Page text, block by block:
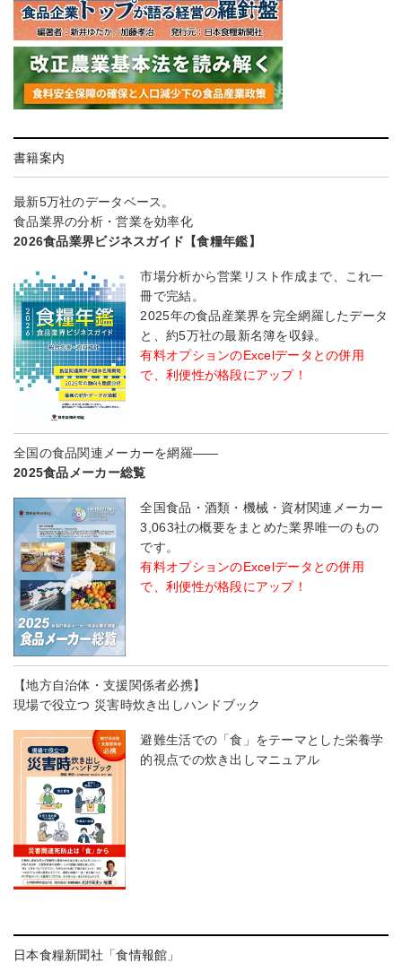
書籍案内
最新5万社のデータベース。
食品業界の分析・営業を効率化
2026食品業界ビジネスガイド【食糧年鑑】
市場分析から営業リスト作成まで、これ一
冊で完結。
2025年の食品産業界を完全網羅したデータ
と、約5万社の最新名簿を収録。
有料オプションのExcelデータとの併用
で、利便性が格段にアップ！
全国の食品関連メーカーを網羅――
2025食品メーカー総覧
全国食品・酒類・機械・資材関連メーカー
3,063社の概要をまとめた業界唯一のもの
です。
有料オプションのExcelデータとの併用
で、利便性が格段にアップ！
【地方自治体・支援関係者必携】
現場で役立つ 災害時炊き出しハンドブック
避難生活での「食」をテーマとした栄養学
的視点での炊き出しマニュアル
日本食糧新聞社「食情報館」